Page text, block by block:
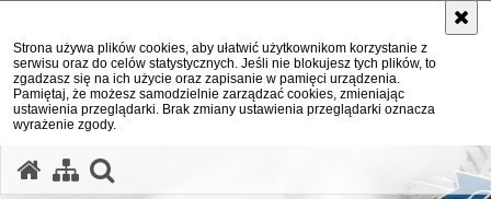
Strona używa plików cookies, aby ułatwić użytkownikom korzystanie z
serwisu oraz do celów statystycznych. Jeśli nie blokujesz tych plików, to
zgadzasz się na ich użycie oraz zapisanie w pamięci urządzenia.
Pamiętaj, że możesz samodzielnie zarządzać cookies, zmieniając
ustawienia przeglądarki. Brak zmiany ustawienia przeglądarki oznacza
wyrażenie zgody.